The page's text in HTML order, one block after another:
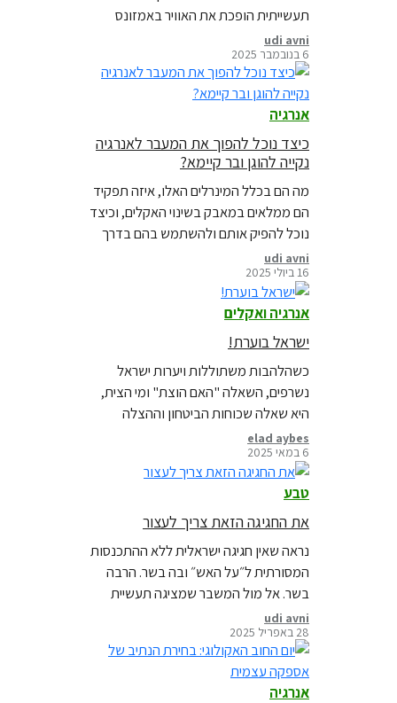
תעשייתית הופכת את האוויר באמזונס
לרעיל. הממצאים הם אזהרה ברורה לכך
שמשבר האמזונס אינו נוגע רק לפגיעה
בטבע.
udi avni
6 בנובמבר 2025
אנרגיה
כיצד נוכל להפוך את המעבר לאנרגיה
נקייה להוגן ובר קיימא?
מה הם בכלל המינרלים האלו, איזה תפקיד
הם ממלאים במאבק בשינוי האקלים, וכיצד
נוכל להפיק אותם ולהשתמש בהם בדרך
בת־קיימא מבחינה סביבתית? יצאנו
לבדוק.
udi avni
16 ביולי 2025
אנרגיה ואקלים
ישראל בוערת!
כשהלהבות משתוללות ויערות ישראל
נשרפים, השאלה "האם הוצת" ומי הצית,
היא שאלה שכוחות הביטחון וההצלה
עוסקים בה וטוב שכך. אבל ברמה של
חברה ושל ממשלה, היא מפספסת את
הנקודה ומונעת מישראל לעסוק בעיקר –
היערכות למצב חירום אקלימי.
elad aybes
6 במאי 2025
טבע
את החגיגה הזאת צריך לעצור
נראה שאין חגיגה ישראלית ללא ההתכנסות
המסורתית ל״על האש״ ובה בשר. הרבה
בשר. אל מול המשבר שמציגה תעשיית
הבשר חשוב לזכור שלכולנו יש אחריות.
צמצום אישי של צריכת בשר, במיוחד
בחגים ובאירועים, היא פעולה משמעותית
בעלת השפעה אמיתית
udi avni
28 באפריל 2025
אנרגיה